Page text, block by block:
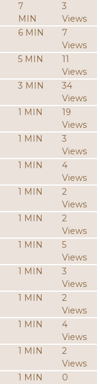
7
MIN
3
Views
6 MIN
7
Views
5 MIN
11
Views
3 MIN
34
Views
1 MIN
19
Views
1 MIN
3
Views
1 MIN
4
Views
1 MIN
2
Views
1 MIN
2
Views
1 MIN
5
Views
1 MIN
3
Views
1 MIN
2
Views
1 MIN
4
Views
1 MIN
2
Views
1 MIN
0